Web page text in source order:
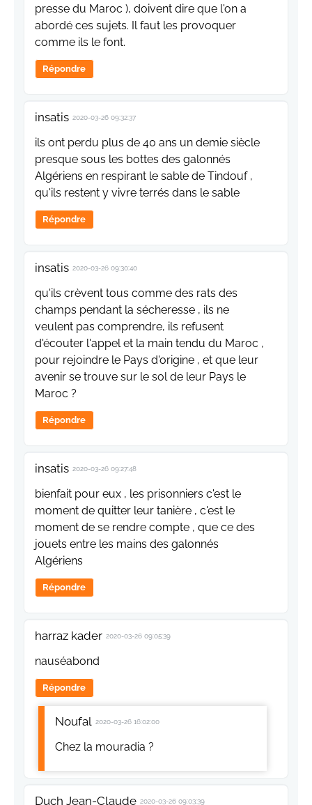
presse du Maroc ), doivent dire que l'on a
abordé ces sujets. Il faut les provoquer
comme ils le font.
Répondre
insatis 2020-03-26 09:32:37
ils ont perdu plus de 40 ans un demie siècle
presque sous les bottes des galonnés
Algériens en respirant le sable de Tindouf ,
qu'ils restent y vivre terrés dans le sable
Répondre
insatis 2020-03-26 09:30:40
qu'ils crèvent tous comme des rats des
champs pendant la sécheresse , ils ne
veulent pas comprendre, ils refusent
d'écouter l'appel et la main tendu du Maroc ,
pour rejoindre le Pays d'origine , et que leur
avenir se trouve sur le sol de leur Pays le
Maroc ?
Répondre
insatis 2020-03-26 09:27:48
bienfait pour eux , les prisonniers c'est le
moment de quitter leur tanière , c'est le
moment de se rendre compte , que ce des
jouets entre les mains des galonnés
Algériens
Répondre
harraz kader 2020-03-26 09:05:39
nauséabond
Répondre
Noufal 2020-03-26 16:02:00
Chez la mouradia ?
Duch Jean-Claude 2020-03-26 09:03:39